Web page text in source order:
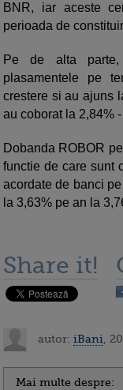
BNR, iar aceste
perioada de
Pe de alta parte,
plasamentele pe
crestere si au ajuns
au coborat la 2,84%
Dobanda ROBOR
functie de care sunt
acordate de banci
la 3,63% pe an la
Share it!
autor: iBani ,
Mai multe despre: